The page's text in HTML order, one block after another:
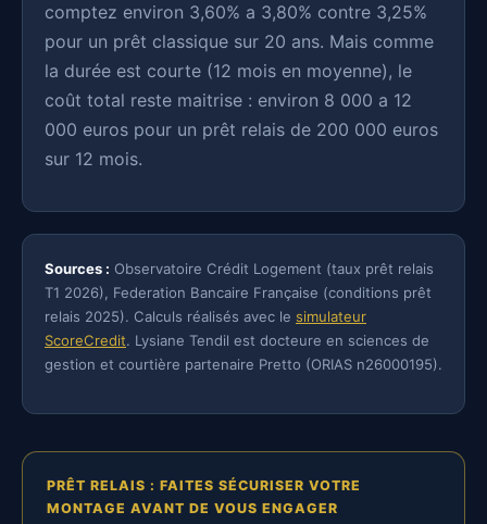
comptez environ 3,60% a 3,80% contre 3,25%
pour un prêt classique sur 20 ans. Mais comme
la durée est courte (12 mois en moyenne), le
coût total reste maitrise : environ 8 000 a 12
000 euros pour un prêt relais de 200 000 euros
sur 12 mois.
Sources : Observatoire Crédit Logement (taux prêt relais
T1 2026), Federation Bancaire Française (conditions prêt
relais 2025). Calculs réalisés avec le simulateur
ScoreCredit. Lysiane Tendil est docteure en sciences de
gestion et courtière partenaire Pretto (ORIAS n26000195).
PRÊT RELAIS : FAITES SÉCURISER VOTRE
MONTAGE AVANT DE VOUS ENGAGER